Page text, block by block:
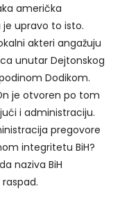
američka
je upravo to isto.
akteri angažuju
unutar Dejtonskog
Dodikom.
je otvoren po tom
i administraciju.
pregovore
integritetu BiH?
naziva BiH